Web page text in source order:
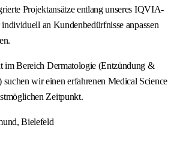
Projektansätze entlang unseres IQVIA-
an Kundenbedürfnisse anpassen
im Bereich Dermatologie (Entzündung &
wir einen erfahrenen Medical Science
Zeitpunkt.
Bielefeld